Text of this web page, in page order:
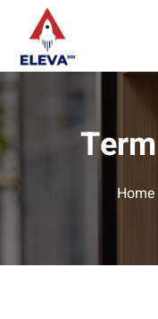
content
Home